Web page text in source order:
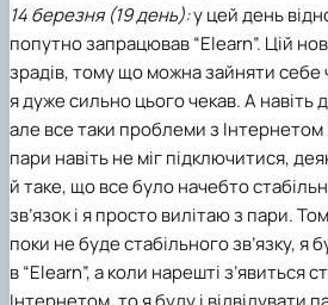
14 березня (19 день):у цей день
попутно запрацював “Elearn”. Цій
зрадів, тому що можна зайняти
я дуже сильно цього чекав. А навіть
але все таки проблеми з Інтернетом
пари навіть не міг підключитися,
й таке, що все було начебто
зв’язок і я просто вилітаю з пари.
поки не буде стабільного зв’язку, я
в “Elearn”, а коли нарешті з’явиться